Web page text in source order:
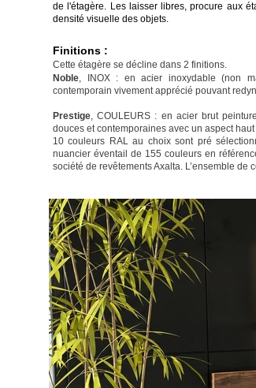
de l'étagère. Les laisser libres, procure aux
densité visuelle des objets.
Finitions :
Cette étagère se décline dans 2 finitions.
Noble, INOX : en acier inoxydable (non
contemporain vivement apprécié pouvant
Prestige, COULEURS : en acier brut
douces et contemporaines avec un aspect
10 couleurs RAL au choix sont pré
nuancier éventail de 155 couleurs en
société de revêtements Axalta. L’ensemble